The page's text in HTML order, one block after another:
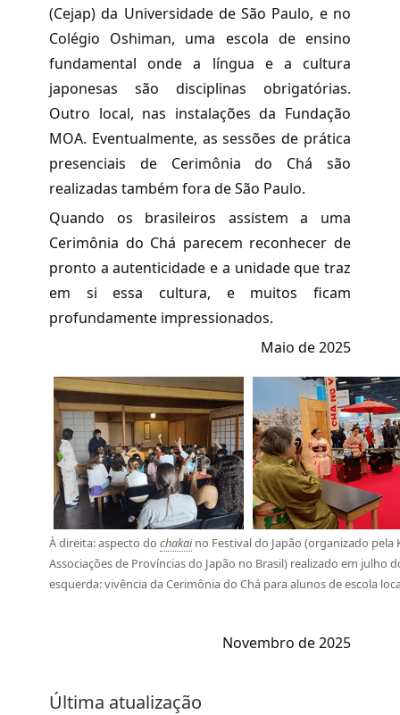
(Cejap) da Universidade de São Paulo, e no
Colégio Oshiman, uma escola de ensino
fundamental onde a língua e a cultura
japonesas são disciplinas obrigatórias.
Outro local, nas instalações da Fundação
MOA. Eventualmente, as sessões de prática
presenciais de Cerimônia do Chá são
realizadas também fora de São Paulo.
Quando os brasileiros assistem a uma
Cerimônia do Chá parecem reconhecer de
pronto a autenticidade e a unidade que traz
em si essa cultura, e muitos ficam
profundamente impressionados.
Maio de 2025
À direita: aspecto do chakai no Festival do Japão (organizado pela
Associações de Províncias do Japão no Brasil) realizado em julho
esquerda: vivência da Cerimônia do Chá para alunos de escola
Novembro de 2025
Última atualização